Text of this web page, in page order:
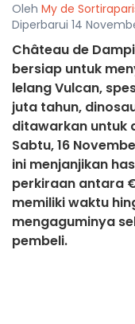
Oleh My de
Diperbarui 14
Château de
bersiap untuk
lelang Vulcan,
juta tahun,
ditawarkan untuk
Sabtu, 16
ini menjanjikan
perkiraan antara
memiliki waktu
mengaguminya
pembeli.